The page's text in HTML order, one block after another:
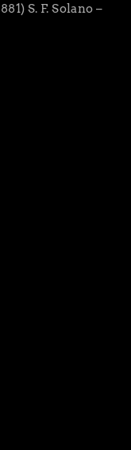
S. F. Solano –